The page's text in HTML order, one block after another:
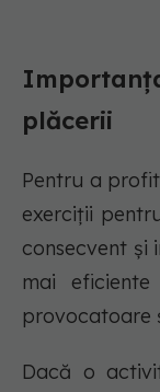
plăcerii
Pentru a
exerciții
consecvent și
mai
provocatoare
Dacă o